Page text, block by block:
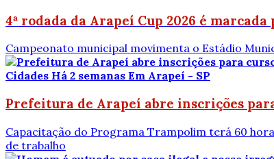
4ª rodada da Arapeí Cup 2026 é
Campeonato municipal movimenta o Estádio
Cidades Há 2 semanas Em Arapeí - SP
Prefeitura de Arapeí abre inscrições
Capacitação do Programa Trampolim terá 60
de trabalho